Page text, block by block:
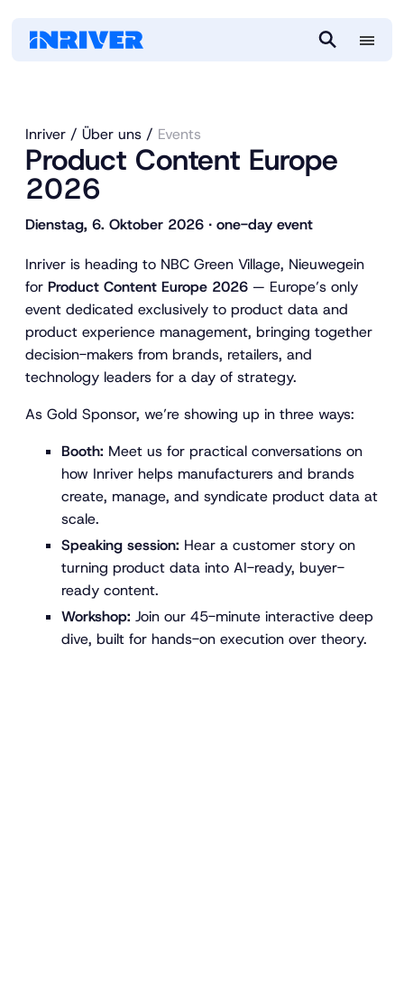
h
Inriver Über uns Events
Product Content Europe
2026
Dienstag, 6. Oktober 2026 ∙ one-day event
Inriver is heading to NBC Green Village, Nieuwegein
for Product Content Europe 2026 — Europe’s only
event dedicated exclusively to product data and
product experience management, bringing together
decision-makers from brands, retailers, and
technology leaders for a day of strategy.
As Gold Sponsor, we’re showing up in three ways:
Booth: Meet us for practical conversations on
how Inriver helps manufacturers and brands
create, manage, and syndicate product data at
scale.
Speaking session: Hear a customer story on
turning product data into AI-ready, buyer-
ready content.
Workshop: Join our 45-minute interactive deep
dive, built for hands-on execution over theory.